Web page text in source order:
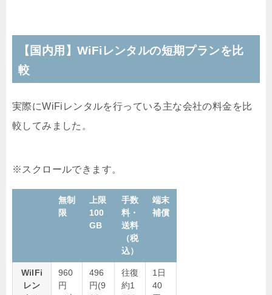
【国内用】WiFiレンタルの短期プランを比
較
実際にWiFiレンタルを行っている主な会社の料金を比
較してみました。
無制
限
上限
100
GB
手数
料・
送料
（税
込）
端末
補償
WiIFi
レン
960
円
496
円(9
往復
約1
1日
40